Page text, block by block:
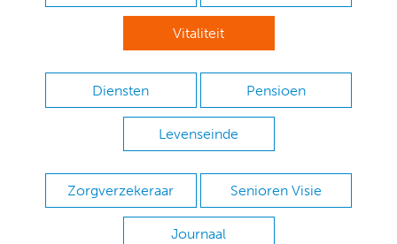
Vitaliteit
Diensten Pensioen
Levenseinde
Zorgverzekeraar Senioren Visie
Journaal